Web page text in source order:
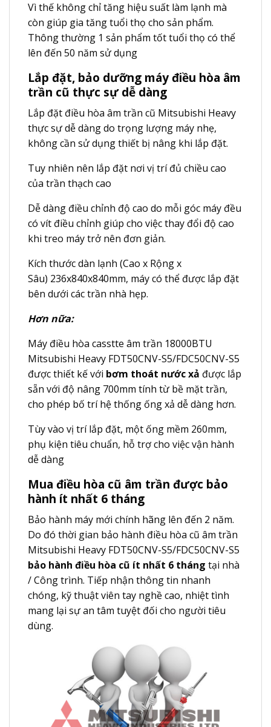
Vì thế không chỉ tăng hiệu suất làm lạnh mà
còn giúp gia tăng tuổi thọ cho sản phẩm.
Thông thường 1 sản phẩm tốt tuổi thọ có thể
lên đến 50 năm sử dụng
Lắp đặt, bảo dưỡng máy điều hòa âm
trần cũ thực sự dễ dàng
Lắp đặt điều hòa âm trần cũ Mitsubishi Heavy
thực sự dễ dàng do trọng lượng máy nhẹ,
không cần sử dụng thiết bị nâng khi lắp đặt.
Tuy nhiên nên lắp đặt nơi vị trí đủ chiều cao
của trần thạch cao
Dễ dàng điều chỉnh độ cao do mỗi góc máy đều
có vít điều chỉnh giúp cho việc thay đổi độ cao
khi treo máy trở nên đơn giản.
Kích thước dàn lạnh (Cao x Rộng x
Sâu) 236x840x840mm, máy có thể được lắp đặt
bên dưới các trần nhà hẹp.
Hơn nữa:
Máy điều hòa casstte âm trần 18000BTU
Mitsubishi Heavy FDT50CNV-S5/FDC50CNV-S5
được thiết kế với bơm thoát nước xả được lắp
sẵn với độ nâng 700mm tính từ bề mặt trần,
cho phép bố trí hệ thống ống xả dễ dàng hơn.
Tùy vào vị trí lắp đặt, một ống mềm 260mm,
phụ kiện tiêu chuẩn, hỗ trợ cho việc vận hành
dễ dàng
Mua điều hòa cũ âm trần được bảo
hành ít nhất 6 tháng
Bảo hành máy mới chính hãng lên đến 2 năm.
Do đó thời gian bảo hành điều hòa cũ âm trần
Mitsubishi Heavy FDT50CNV-S5/FDC50CNV-S5
bảo hành điều hòa cũ ít nhất 6 tháng tại nhà
/ Công trình. Tiếp nhận thông tin nhanh
chóng, kỹ thuật viên tay nghề cao, nhiệt tình
mang lại sự an tâm tuyệt đối cho người tiêu
dùng.